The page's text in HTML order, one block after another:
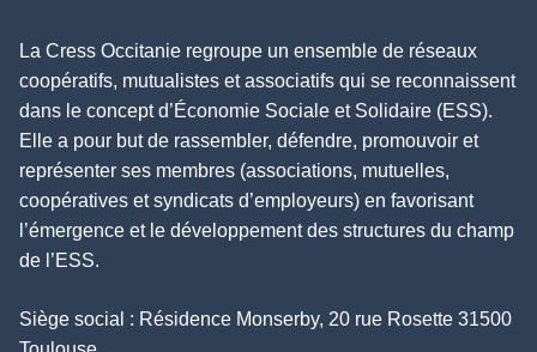
La Cress Occitanie regroupe un ensemble de réseaux
coopératifs, mutualistes et associatifs qui se reconnaissent
dans le concept d’Économie Sociale et Solidaire (ESS).
Elle a pour but de rassembler, défendre, promouvoir et
représenter ses membres (associations, mutuelles,
coopératives et syndicats d’employeurs) en favorisant
l’émergence et le développement des structures du champ
de l’ESS.
Siège social : Résidence Monserby, 20 rue Rosette 31500